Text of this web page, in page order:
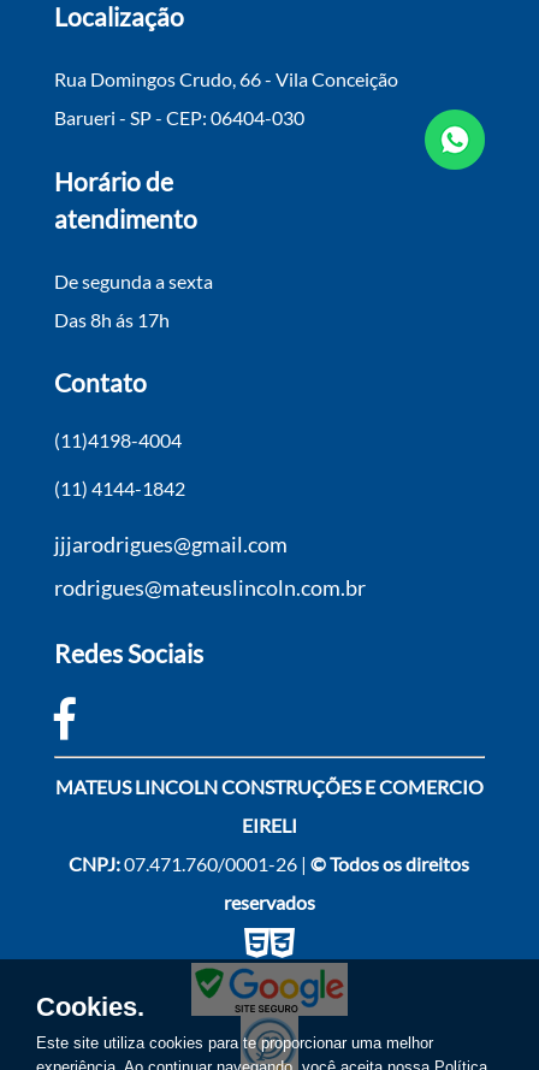
Localização
Rua Domingos Crudo, 66 - Vila Conceição
Barueri - SP - CEP: 06404-030
Horário de
atendimento
De segunda a sexta
Das 8h ás 17h
Contato
(11)4198-4004
(11) 4144-1842
jjjarodrigues@gmail.com
rodrigues@mateuslincoln.com.br
Redes Sociais
MATEUS LINCOLN CONSTRUÇÕES E COMERCIO
EIRELI
CNPJ:07.471.760/0001-26 |© Todos os direitos
reservados
Cookies.
Este site utiliza cookies para te proporcionar uma melhor